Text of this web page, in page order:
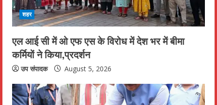
i
n
g
शहर
एल आई सी में ओ एफ एस के विरोध में देश भर में बीमा
कर्मियों ने किया,प्रदर्शन
उप संपादक August 5, 2026